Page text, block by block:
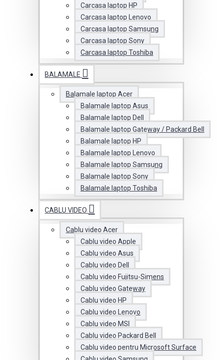
Carcasa laptop HP
Carcasa laptop Lenovo
Carcasa laptop Samsung
Carcasa laptop Sony
Carcasa laptop Toshiba
BALAMALE
Balamale laptop Acer
Balamale laptop Asus
Balamale laptop Dell
Balamale laptop Gateway / Packard Bell
Balamale laptop HP
Balamale laptop Lenovo
Balamale laptop Samsung
Balamale laptop Sony
Balamale laptop Toshiba
CABLU VIDEO
Cablu video Acer
Cablu video Apple
Cablu video Asus
Cablu video Dell
Cablu video Fujitsu-Simens
Cablu video Gateway
Cablu video HP
Cablu video Lenovo
Cablu video MSI
Cablu video Packard Bell
Cablu video pentru Microsoft Surface